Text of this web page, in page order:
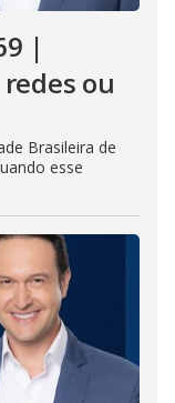
|
ou
Brasileira de
esse